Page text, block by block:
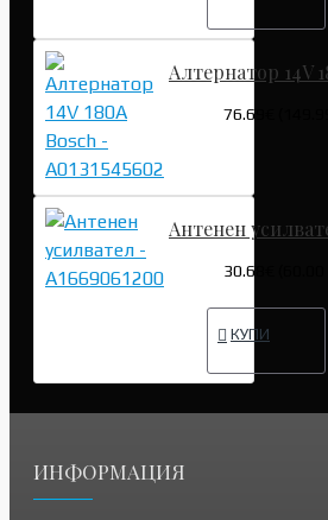
Алтернатор 14V
76.69€
Антенен
30.68€ (60.00
КУПИ
ИНФОРМАЦИЯ